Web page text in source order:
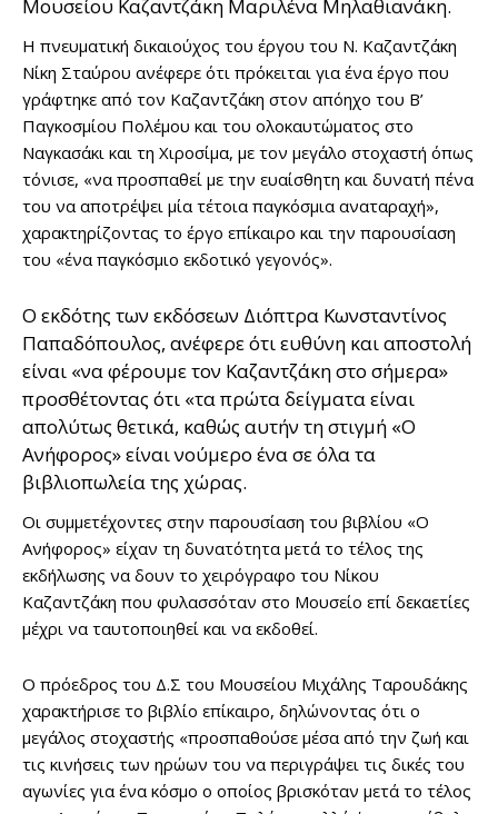
Μουσείου Καζαντζάκη Μαριλένα Μηλαθιανάκη.
Η πνευματική δικαιούχος του έργου του Ν. Καζαντζάκη
Νίκη Σταύρου ανέφερε ότι πρόκειται για ένα έργο που
γράφτηκε από τον Καζαντζάκη στον απόηχο του Β’
Παγκοσμίου Πολέμου και του ολοκαυτώματος στο
Ναγκασάκι και τη Χιροσίμα, με τον μεγάλο στοχαστή όπως
τόνισε, «να προσπαθεί με την ευαίσθητη και δυνατή πένα
του να αποτρέψει μία τέτοια παγκόσμια αναταραχή»,
χαρακτηρίζοντας το έργο επίκαιρο και την παρουσίαση
του «ένα παγκόσμιο εκδοτικό γεγονός».
Ο εκδότης των εκδόσεων Διόπτρα Κωνσταντίνος
Παπαδόπουλος, ανέφερε ότι ευθύνη και αποστολή
είναι «να φέρουμε τον Καζαντζάκη στο σήμερα»
προσθέτοντας ότι «τα πρώτα δείγματα είναι
απολύτως θετικά, καθώς αυτήν τη στιγμή «Ο
Ανήφορος» είναι νούμερο ένα σε όλα τα
βιβλιοπωλεία της χώρας.
Οι συμμετέχοντες στην παρουσίαση του βιβλίου «Ο
Ανήφορος» είχαν τη δυνατότητα μετά το τέλος της
εκδήλωσης να δουν το χειρόγραφο του Νίκου
Καζαντζάκη που φυλασσόταν στο Μουσείο επί δεκαετίες
μέχρι να ταυτοποιηθεί και να εκδοθεί.
Ο πρόεδρος του Δ.Σ του Μουσείου Μιχάλης Ταρουδάκης
χαρακτήρισε το βιβλίο επίκαιρο, δηλώνοντας ότι ο
μεγάλος στοχαστής «προσπαθούσε μέσα από την ζωή και
τις κινήσεις των ηρώων του να περιγράψει τις δικές του
αγωνίες για ένα κόσμο ο οποίος βρισκόταν μετά το τέλος